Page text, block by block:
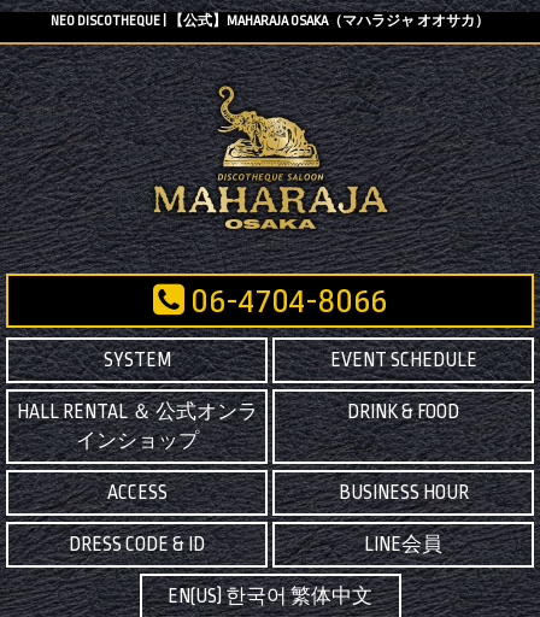
NEO DISCOTHEQUE | 【公式】MAHARAJA OSAKA（マハラジャ オオサカ）
06-4704-8066
SYSTEM EVENT SCHEDULE
HALL RENTAL ＆ 公式オンラ
インショップ
DRINK & FOOD
ACCESS BUSINESS HOUR
DRESS CODE & ID LINE会員
EN(US) 한국어 繁体中文